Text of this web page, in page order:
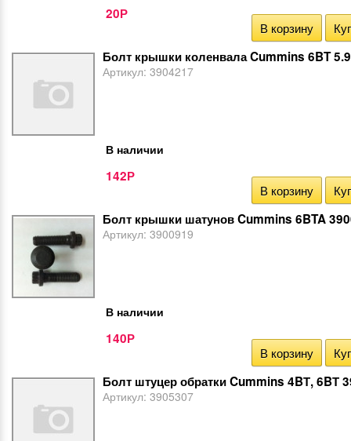
20Р
В корзину
Болт крышки коленвала Cummins 6BT
Артикул: 3904217
В наличии
142Р
В корзину
Болт крышки шатунов Cummins 6BTA
Артикул: 3900919
В наличии
140Р
В корзину
Болт штуцер обратки Cummins 4BТ, 6BТ
Артикул: 3905307